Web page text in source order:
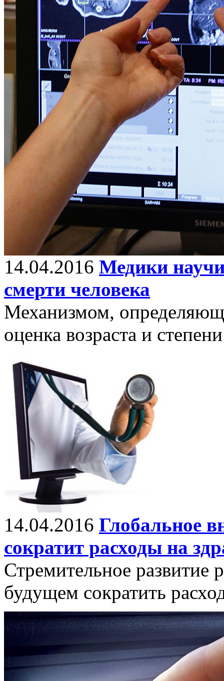
14.04.2016 Медики
смерти человека
Механизмом,
оценка возраста и
14.04.2016 Глобальное
сократит расходы на
Стремительное развитие
будущем сократить